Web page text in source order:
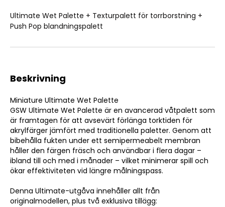
Ultimate Wet Palette + Texturpalett för torrborstning +
Push Pop blandningspalett
Beskrivning
Miniature Ultimate Wet Palette
GSW Ultimate Wet Palette är en avancerad våtpalett som
är framtagen för att avsevärt förlänga torktiden för
akrylfärger jämfört med traditionella paletter. Genom att
bibehålla fukten under ett semipermeabelt membran
håller den färgen fräsch och användbar i flera dagar –
ibland till och med i månader – vilket minimerar spill och
ökar effektiviteten vid längre målningspass.
Denna Ultimate-utgåva innehåller allt från
originalmodellen, plus två exklusiva tillägg: